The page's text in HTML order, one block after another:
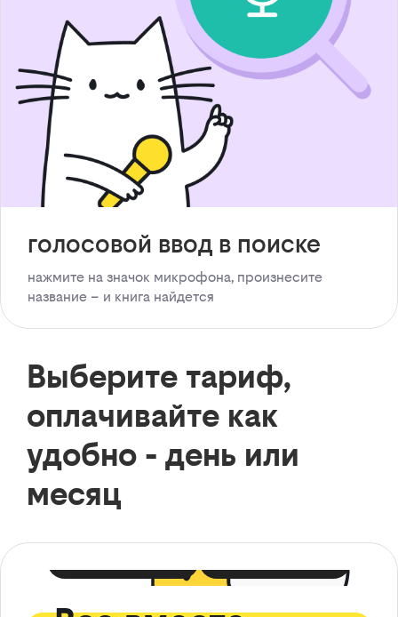
голосовой ввод в поиске
нажмите на значок микрофона, произнесите
название – и книга найдется
Выберите тариф,
оплачивайте как
удобно - день или
месяц